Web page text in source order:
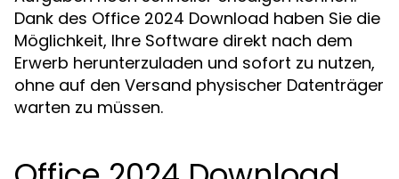
Dank des Office 2024 Download haben Sie die
Möglichkeit, Ihre Software direkt nach dem
Erwerb herunterzuladen und sofort zu nutzen,
ohne auf den Versand physischer Datenträger
warten zu müssen.